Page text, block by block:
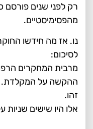
מהפסימיסטיים.
נו. אז מה חידשו
לסיכום:
מרבית המחקרים
ההקשה על המקלדת.
זהו.
אלו היו שישים